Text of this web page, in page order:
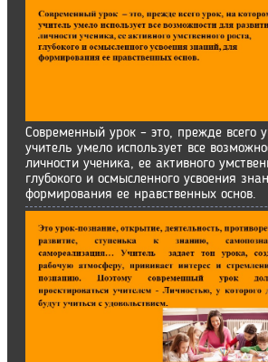
Современный урок – это, прежде всего
учитель умело использует все
личности ученика, ее активного
глубокого и осмысленного усвоения
формирования ее нравственных основ.